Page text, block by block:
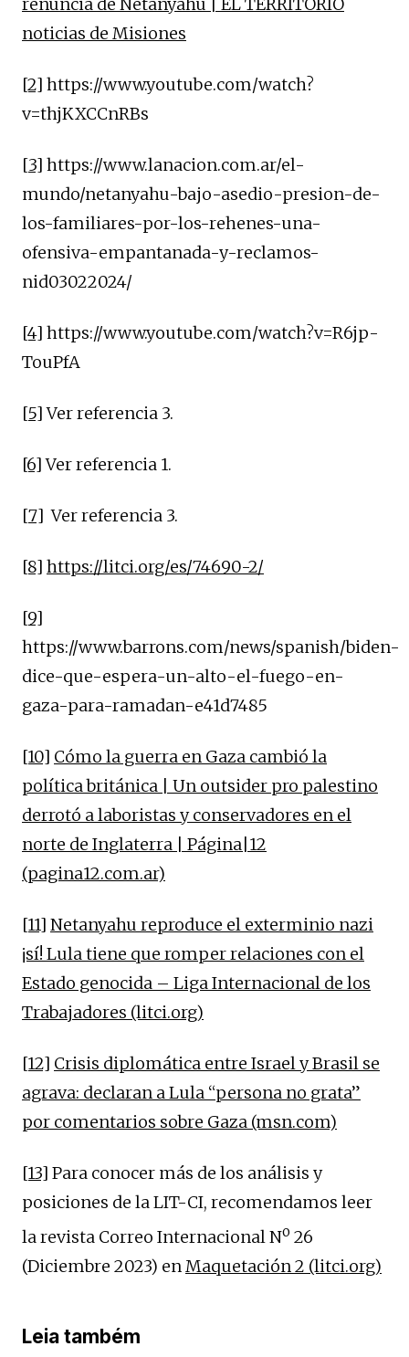
noticias de Misiones
[2] https://www.youtube.com/watch?
v=thjKXCCnRBs
[3] https://www.lanacion.com.ar/el-
mundo/netanyahu-bajo-asedio-presion-de-
los-familiares-por-los-rehenes-una-
ofensiva-empantanada-y-reclamos-
nid03022024/
[4] https://www.youtube.com/watch?v=R6jp-
TouPfA
[5]Ver referencia 3.
[6]Ver referencia 1.
[7] Ver referencia 3.
[8] https://litci.org/es/74690-2/
[9]
https://www.barrons.com/news/spanish/biden-
dice-que-espera-un-alto-el-fuego-en-
gaza-para-ramadan-e41d7485
[10] Cómo la guerra en Gaza cambió la
política británica | Un outsider pro palestino
derrotó a laboristas y conservadores en el
norte de Inglaterra | Página|12
(pagina12.com.ar)
[11] Netanyahu reproduce el exterminio nazi
¡sí! Lula tiene que romper relaciones con el
Estado genocida – Liga Internacional de los
Trabajadores (litci.org)
[12] Crisis diplomática entre Israel y Brasil se
agrava: declaran a Lula “persona no grata”
por comentarios sobre Gaza (msn.com)
[13] Para conocer más de los análisis y
posiciones de la LIT-CI, recomendamos leer
la revista Correo Internacional No 26
(Diciembre 2023) enMaquetación 2 (litci.org)
Leia também